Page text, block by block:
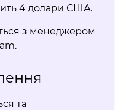
4 долари США.
з менеджером
та